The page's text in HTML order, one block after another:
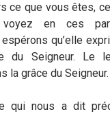
ce que vous êtes,
en ces
qu’elle
du Seigneur. Le
la grâce du Seigneur.
qui nous a dit